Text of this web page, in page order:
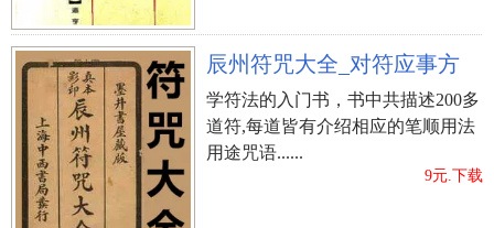
辰州符咒大全_对符应事方
学符法的入门书，书中共描述200多
道符,每道皆有介绍相应的笔顺用法
用途咒语......
9元.下载